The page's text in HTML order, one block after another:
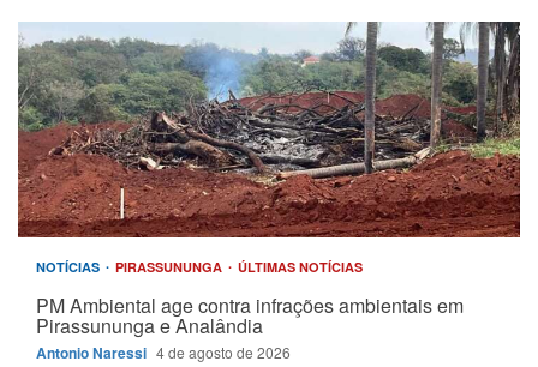
NOTÍCIAS PIRASSUNUNGA ÚLTIMAS NOTÍCIAS
PM Ambiental age contra infrações ambientais em
Pirassununga e Analândia
Antonio Naressi 4 de agosto de 2026